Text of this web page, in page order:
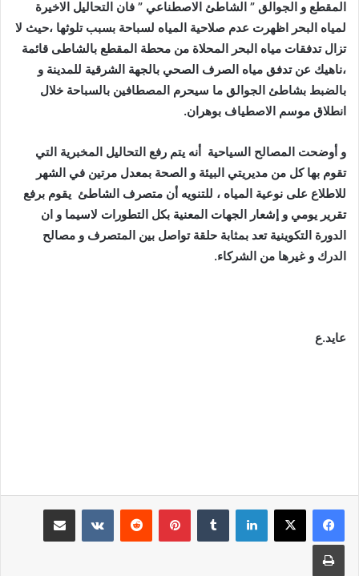
المقطع و الجوالق ” الشاطئ الاصطناعي ” فان التحاليل الاخيرة
لمياه البحر اظهرت عدم صلاحية المياه لسباحة بسبب تلوثها ،حيث لا
تزال تدفقات مياه البحر المحلاة من محطة المقطع بالشاطى قائمة
،ناهيك عن تدفق مياه الصرف الصحي بالجهة الشرقية للمدينة و
بالضبط بشاطئ الجوالق ما سيحرم المصطافين بالسباحة خلال
انطلاق موسم الاصطياف بوهران.
و أوضحت المصالح السياحية أنه يتم رفع التحاليل المخبرية التي
تقوم بها كل من مديريتي البيئة و الصحة بمعدل مرتين في الشهر
للاطلاع على نوعية المياه ، للتنويه أن متصرف الشاطئ يقوم برفع
تقرير يومي و إشعار الجهات المعنية بكل التطورات لاسيما و ان
الدورة التكوينية تعد بمثابة حلقة تواصل بين المتصرف و مصالح
الدرك و غيرها من الشركاء.
عايد.ع
لينكدإن بينتيريست
طباعة